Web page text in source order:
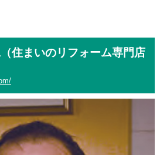
住まいのリフォーム専門店